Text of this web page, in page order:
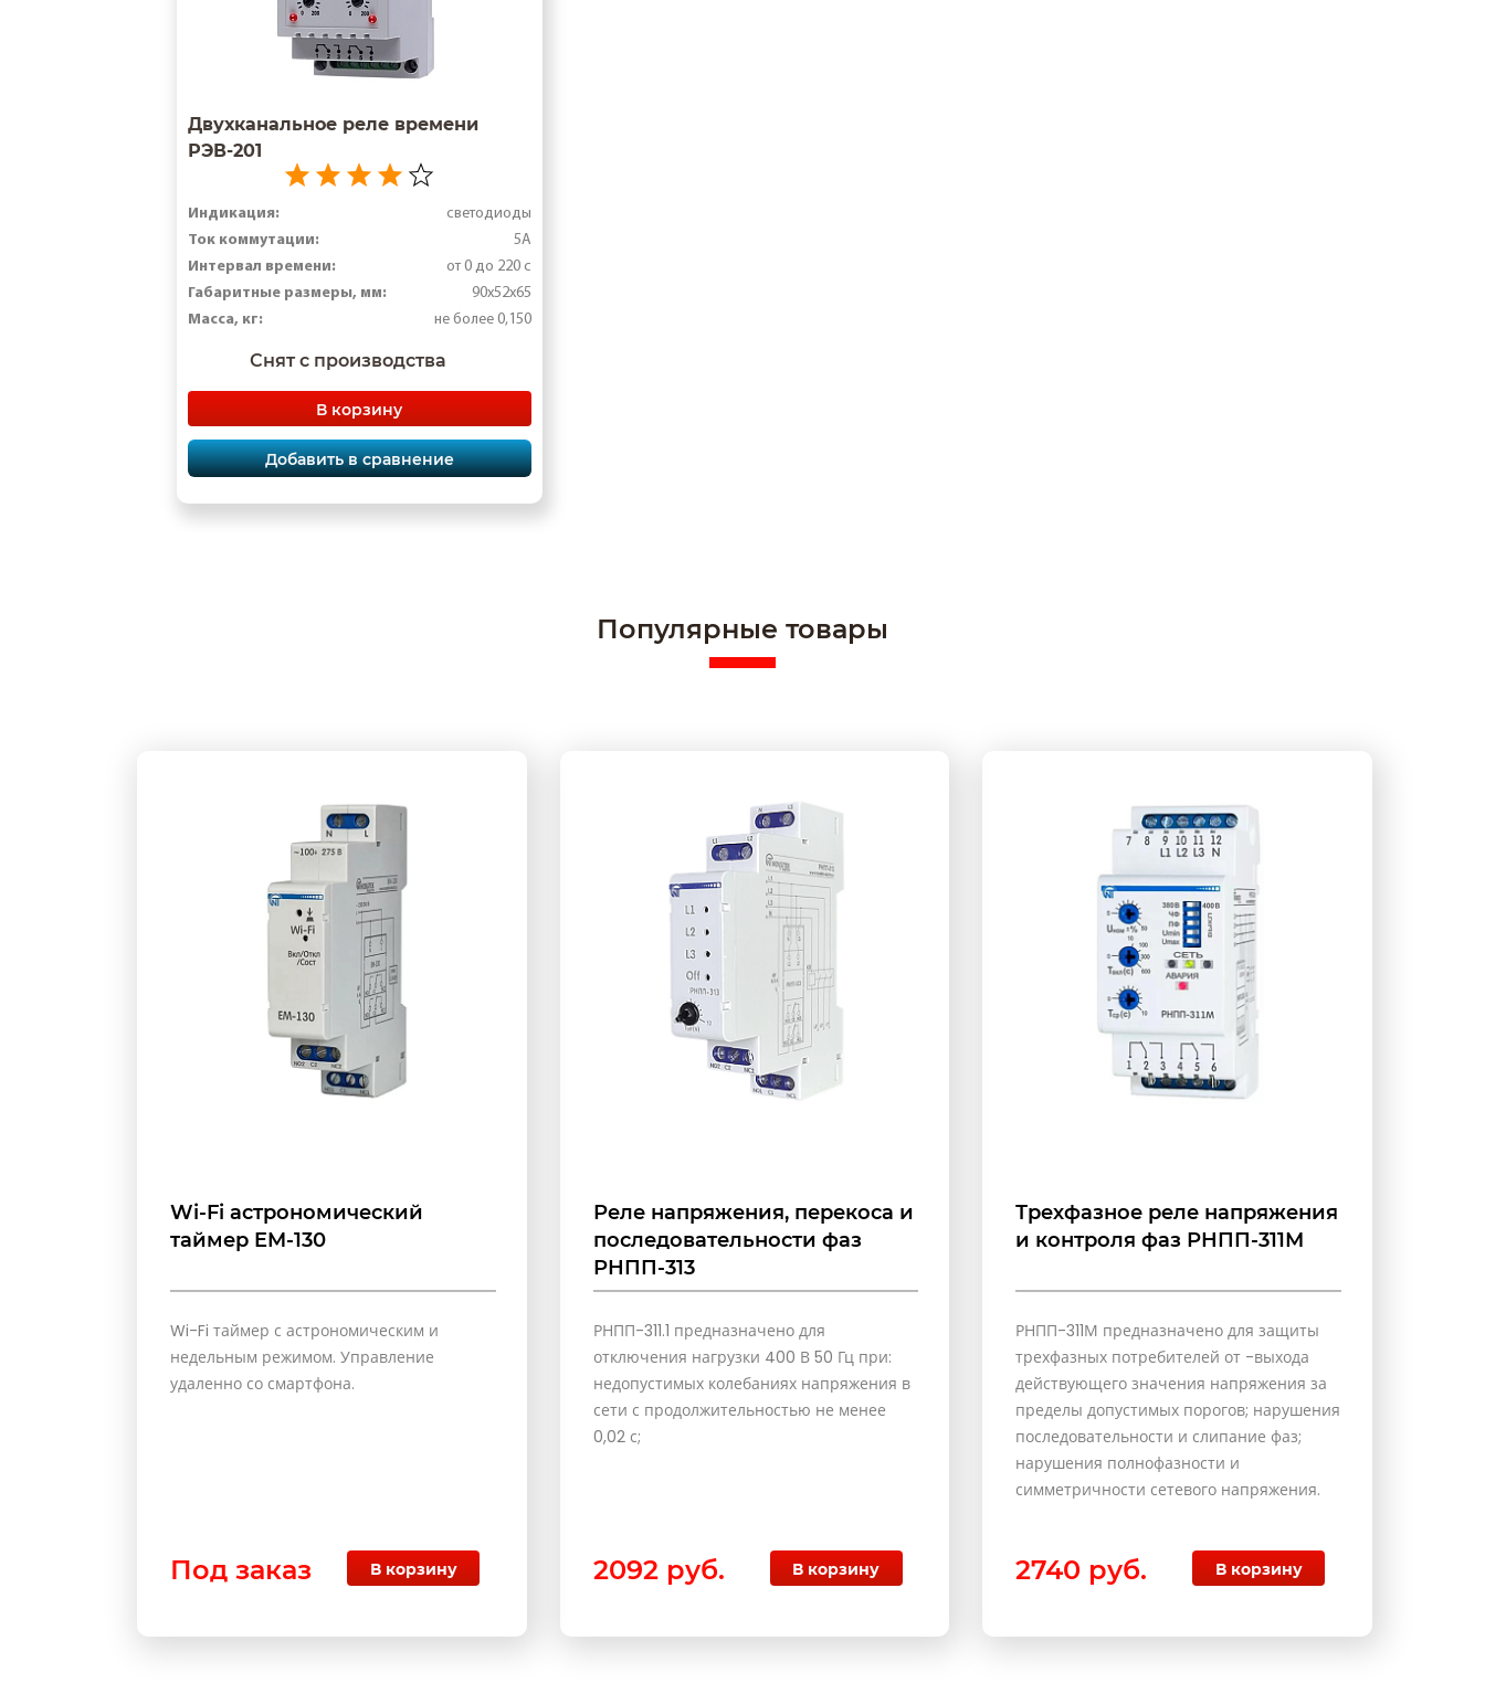
Двухканальное реле времени
РЭВ-201
Индикация: светодиоды
Ток коммутации: 5А
Интервал времени: от 0 до 220 с
Габаритные размеры, мм: 90х52х65
Масса, кг: не более 0,150
Снят с производства
В корзину
Добавить в сравнение
Популярные товары
Wi-Fi астрономический
таймер EM-130
Wi-Fi таймер с астрономическим и
недельным режимом. Управление
удаленно со смартфона.
Под заказ В корзину
Реле напряжения, перекоса и
последовательности фаз
РНПП-313
РНПП-311.1 предназначено для
отключения нагрузки 400 В 50 Гц при:
недопустимых колебаниях напряжения в
сети с продолжительностью не менее
0,02 с;
2092 руб. В корзину
Трехфазное реле напряжения
и контроля фаз РНПП-311М
РНПП-311М предназначено для защиты
трехфазных потребителей от -выхода
действующего значения напряжения за
пределы допустимых порогов; нарушения
последовательности и слипание фаз;
нарушения полнофазности и
симметричности сетевого напряжения.
2740 руб. В корзину